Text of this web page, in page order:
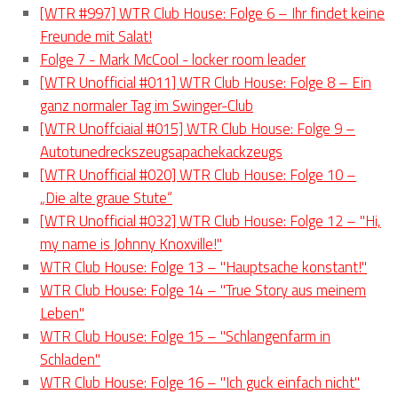
[WTR #997] WTR Club House: Folge 6 – Ihr findet keine
Freunde mit Salat!
Folge 7 - Mark McCool - locker room leader
[WTR Unofficial #011] WTR Club House: Folge 8 – Ein
ganz normaler Tag im Swinger-Club
[WTR Unoffciaial #015] WTR Club House: Folge 9 –
Autotunedreckszeugsapachekackzeugs
[WTR Unofficial #020] WTR Club House: Folge 10 –
„Die alte graue Stute“
[WTR Unofficial #032] WTR Club House: Folge 12 – "Hi,
my name is Johnny Knoxville!"
WTR Club House: Folge 13 – "Hauptsache konstant!"
WTR Club House: Folge 14 – "True Story aus meinem
Leben"
WTR Club House: Folge 15 – "Schlangenfarm in
Schladen"
WTR Club House: Folge 16 – "Ich guck einfach nicht"